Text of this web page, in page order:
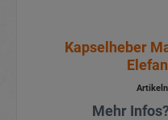
Kapselheber
Mehr